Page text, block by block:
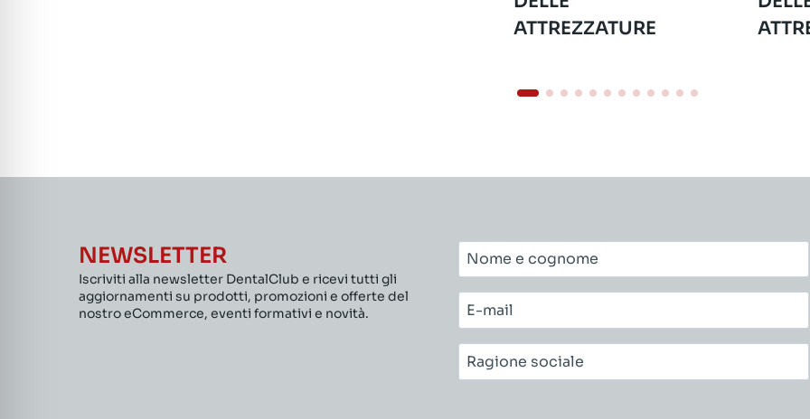
ATTREZZATURE
NEWSLETTER
Iscriviti alla newsletter DentalClub e ricevi tutti gli
aggiornamenti su prodotti, promozioni e offerte del
nostro eCommerce, eventi formativi e novità.
Nome
e
cognome*
E-
mail*
Ragione
sociale*